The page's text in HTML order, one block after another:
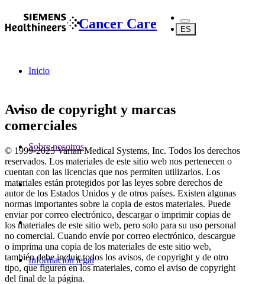
Cancer Care ES
Inicio
Sobre nosotros
Información legal
Aviso de copyright y marcas
comerciales
© 1999-2025 Varian Medical Systems, Inc. Todos los derechos
reservados. Los materiales de este sitio web nos pertenecen o
cuentan con las licencias que nos permiten utilizarlos. Los
materiales están protegidos por las leyes sobre derechos de
autor de los Estados Unidos y de otros países. Existen algunas
normas importantes sobre la copia de estos materiales. Puede
enviar por correo electrónico, descargar o imprimir copias de
los materiales de este sitio web, pero solo para su uso personal
no comercial. Cuando envíe por correo electrónico, descargue
o imprima una copia de los materiales de este sitio web,
también debe incluir todos los avisos, de copyright y de otro
tipo, que figuren en los materiales, como el aviso de copyright
del final de la página.